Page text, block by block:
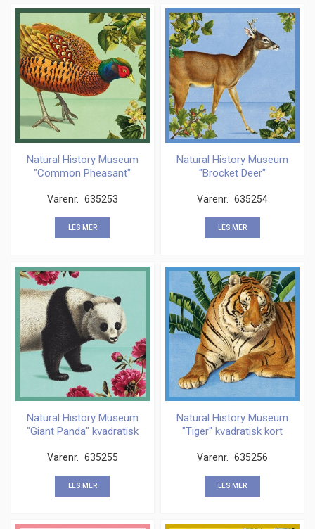
Natural History Museum
"Common Pheasant"
Varenr. 635253
LES MER
Natural History Museum
"Brocket Deer"
Varenr. 635254
LES MER
Natural History Museum
"Giant Panda" kvadratisk
Varenr. 635255
LES MER
Natural History Museum
"Tiger" kvadratisk kort
Varenr. 635256
LES MER